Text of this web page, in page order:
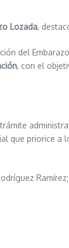
Lozada,
del
, con el
que priorice